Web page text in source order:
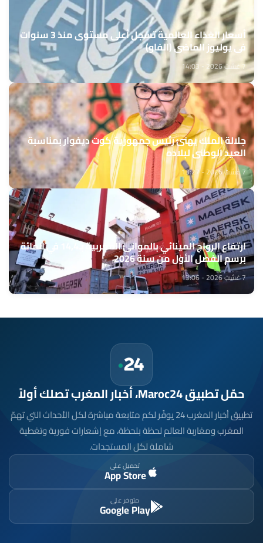
أسعار الغذاء العالمية تسجل أعلى مستوى منذ 3 سنوات
في يوليوز الماضي (الفاو)
7 غشت 2026 - 14:03
جلالة الملك يهنئ رئيس جمهورية كوت ديفوار بمناسبة
العيد الوطني لبلاده
7 غشت 2026 - 13:27
ارتفاع الرواج المينائي بالموانئ المغربية بـ14,4 في المائة
برسم الفصل الأول من سنة 2026
7 غشت 2026 - 13:06
حمّل تطبيق Maroc24، أخبار المغرب تصلك أولاً
تطبيق أخبار المغرب 24 يوفّر لكم متابعة مباشرة لكل الأحداث التي تهمّ
المغرب ومغاربة العالم لحظة بلحظة، مع إشعارات فورية وتغطية
شاملة لكل المستجدات.
تحميل على
App Store
متوفر على
Google Play